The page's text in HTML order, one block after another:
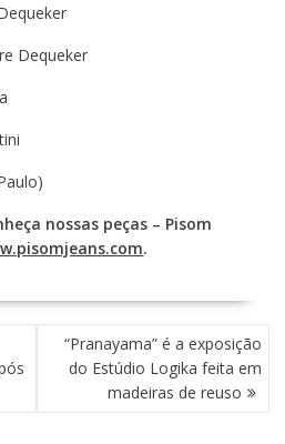
Dequeker
nossas peças – Pisom
.
“Pranayama” é a exposição
do Estúdio Logika feita em
madeiras de reuso